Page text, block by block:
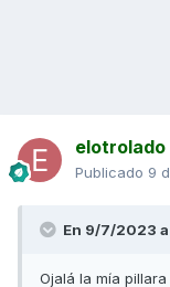
elotrolado
Publicado 9
En 9/7/2023
Ojalá la mía